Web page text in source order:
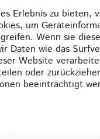
Erlebnis zu bieten,
um
Wenn sie
Daten wie das
Website
oder
beeinträchtigt